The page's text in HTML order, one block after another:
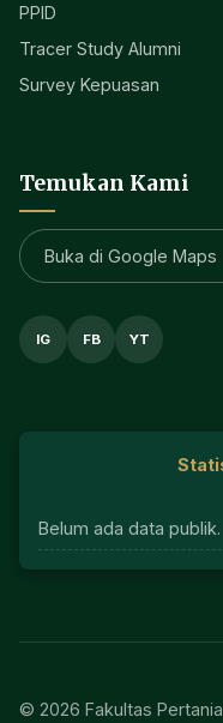
PPID
Tracer Study Alumni
Survey Kepuasan
Temukan Kami
Buka di Google Maps
IG FB YT
Belum ada data publik.
© 2026 Fakultas